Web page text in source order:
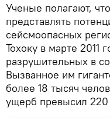
Ученые полагают,
представлять
сейсмоопасных
Тохоку в марте 2011
разрушительных в
Вызванное им
более 18 тысяч
ущерб превысил